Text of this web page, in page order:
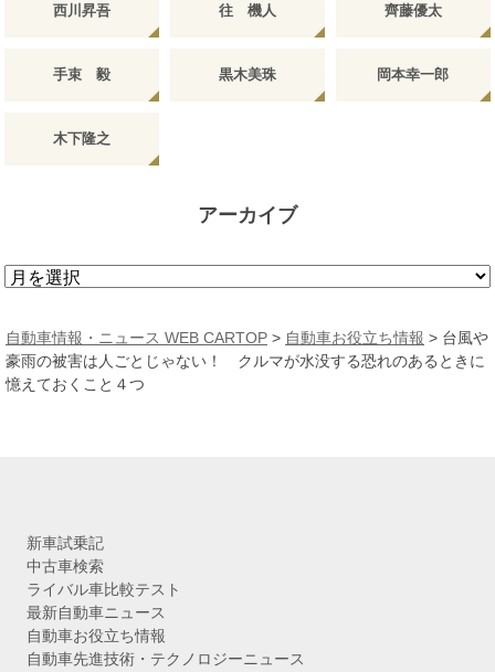
西川昇吾 往 機人 齊藤優太
手束 毅 黒木美珠 岡本幸一郎
木下隆之
アーカイブ
ア
カ
イ
ブ
自動車情報・ニュース WEB CARTOP > 自動車お役立ち情報 > 台風や
豪雨の被害は人ごとじゃない！ クルマが水没する恐れのあるときに
憶えておくこと４つ
新車試乗記
中古車検索
ライバル車比較テスト
最新自動車ニュース
自動車お役立ち情報
自動車先進技術・テクノロジーニュース